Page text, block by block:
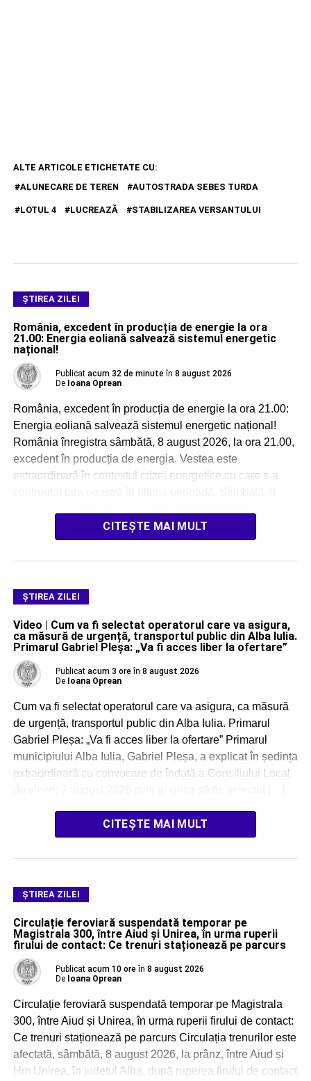
ALTE ARTICOLE ETICHETATE CU:
ALUNECARE DE TEREN
AUTOSTRADA SEBES TURDA
LOTUL 4 LUCREAZĂ STABILIZAREA VERSANTULUI
ŞTIREA ZILEI
România, excedent în producția de energie la ora
21.00: Energia eoliană salvează sistemul energetic
național!
Publicat acum 32 de minute în 8 august 2026
De Ioana Oprean
România, excedent în producția de energie la ora 21.00:
Energia eoliană salvează sistemul energetic național!
România înregistra sâmbătă, 8 august 2026, la ora 21.00,
excedent în producția de energia. Vestea este
extraordinară în contextul crizei energetice cu care s-a
CITEȘTE MAI MULT
ŞTIREA ZILEI
Video | Cum va fi selectat operatorul care va asigura,
ca măsură de urgență, transportul public din Alba Iulia.
Primarul Gabriel Pleșa: „Va fi acces liber la ofertare”
Publicat acum 3 ore în 8 august 2026
De Ioana Oprean
Cum va fi selectat operatorul care va asigura, ca măsură
de urgență, transportul public din Alba Iulia. Primarul
Gabriel Pleșa: „Va fi acces liber la ofertare” Primarul
municipiului Alba Iulia, Gabriel Pleșa, a explicat în ședința
extraordinară cu convocare de îndată a Consiliului Local
CITEȘTE MAI MULT
ŞTIREA ZILEI
Circulație feroviară suspendată temporar pe
Magistrala 300, între Aiud și Unirea, în urma ruperii
firului de contact: Ce trenuri staționează pe parcurs
Publicat acum 10 ore în 8 august 2026
De Ioana Oprean
Circulație feroviară suspendată temporar pe Magistrala
300, între Aiud și Unirea, în urma ruperii firului de contact:
Ce trenuri staționează pe parcurs Circulația trenurilor este
afectată, sâmbătă, 8 august 2026, la prânz, între Aiud și
Hm Unirea, în județul Alba, după ruperea firului de contact